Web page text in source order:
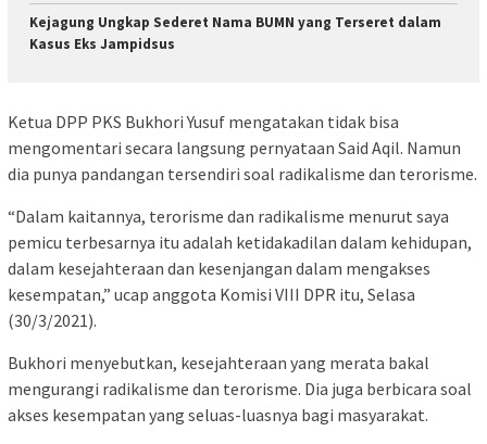
Kejagung Ungkap Sederet Nama BUMN yang Terseret dalam
Kasus Eks Jampidsus
Ketua DPP PKS Bukhori Yusuf mengatakan tidak bisa
mengomentari secara langsung pernyataan Said Aqil. Namun
dia punya pandangan tersendiri soal radikalisme dan terorisme.
“Dalam kaitannya, terorisme dan radikalisme menurut saya
pemicu terbesarnya itu adalah ketidakadilan dalam kehidupan,
dalam kesejahteraan dan kesenjangan dalam mengakses
kesempatan,” ucap anggota Komisi VIII DPR itu, Selasa
(30/3/2021).
Bukhori menyebutkan, kesejahteraan yang merata bakal
mengurangi radikalisme dan terorisme. Dia juga berbicara soal
akses kesempatan yang seluas-luasnya bagi masyarakat.